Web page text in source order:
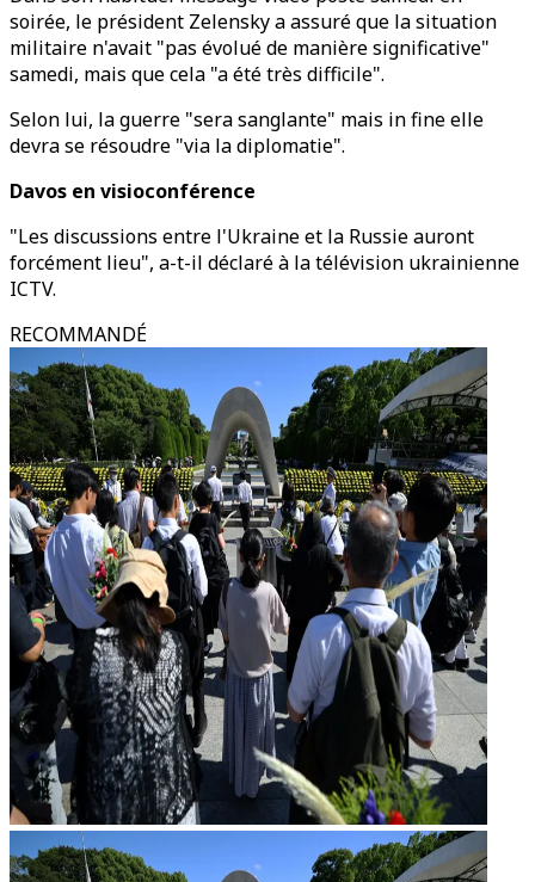
soirée, le président Zelensky a assuré que la situation
militaire n'avait "pas évolué de manière significative"
samedi, mais que cela "a été très difficile".
Selon lui, la guerre "sera sanglante" mais in fine elle
devra se résoudre "via la diplomatie".
Davos en visioconférence
"Les discussions entre l'Ukraine et la Russie auront
forcément lieu", a-t-il déclaré à la télévision ukrainienne
ICTV.
RECOMMANDÉ